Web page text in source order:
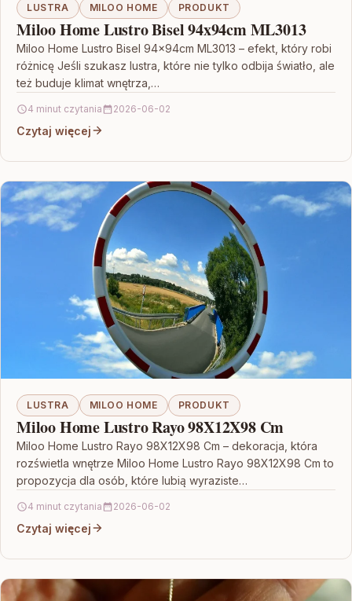
LUSTRA MILOO HOME PRODUKT
Miloo Home Lustro Bisel 94x94cm ML3013
Miloo Home Lustro Bisel 94x94cm ML3013 – efekt, który robi
różnicę Jeśli szukasz lustra, które nie tylko odbija światło, ale
też buduje klimat wnętrza,…
4 minut czytania 2026-06-02
Czytaj więcej
LUSTRA MILOO HOME PRODUKT
Miloo Home Lustro Rayo 98X12X98 Cm
Miloo Home Lustro Rayo 98X12X98 Cm – dekoracja, która
rozświetla wnętrze Miloo Home Lustro Rayo 98X12X98 Cm to
propozycja dla osób, które lubią wyraziste…
4 minut czytania 2026-06-02
Czytaj więcej